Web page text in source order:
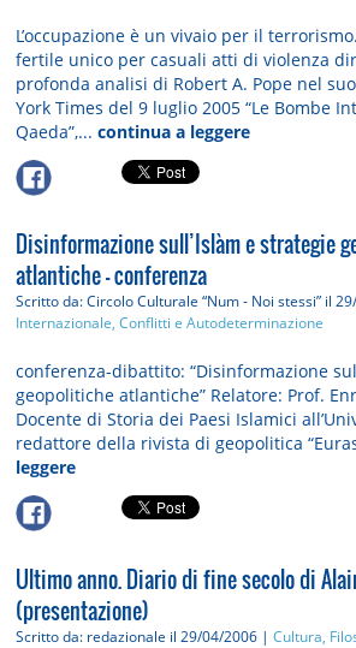
L’occupazione è un vivaio per il
fertile unico per casuali atti di violenza
profonda analisi di Robert A. Pope nel
York Times del 9 luglio 2005 “Le Bombe
Qaeda”,...continua a leggere
Disinformazione sull’Islàm e strategie
atlantiche - conferenza
Scritto da: Circolo Culturale “Num - Noi stessi” il
Internazionale, Conflitti e Autodeterminazione
conferenza-dibattito: “Disinformazione
geopolitiche atlantiche” Relatore: Prof.
Docente di Storia dei Paesi Islamici
redattore della rivista di geopolitica
leggere
Ultimo anno. Diario di fine secolo di
(presentazione)
Scritto da: redazionale il 29/04/2006 |Cultura,